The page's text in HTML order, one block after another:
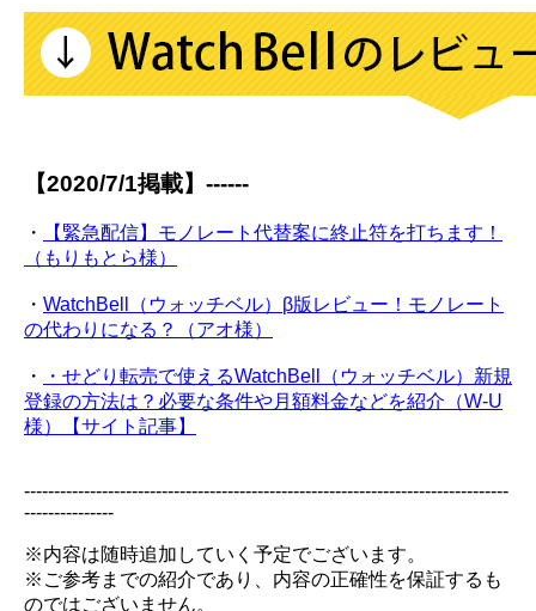
【2020/7/1掲載】------
・
【緊急配信】モノレート代替案に終止符を打ちます！
（もりもとら様）
・ WatchBell（ウォッチベル）β版レビュー！モノレート
の代わりになる？（アオ様）
・
・せどり転売で使えるWatchBell（ウォッチベル）新規
登録の方法は？必要な条件や月額料金などを紹介（W-U
様）【サイト記事】
---------------------------------------------------------------------------------
---------------
※内容は随時追加していく予定でございます。
※ご参考までの紹介であり、内容の正確性を保証するも
のではございません。